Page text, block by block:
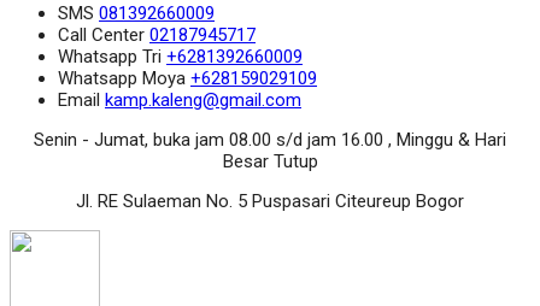
SMS 081392660009
Call Center 02187945717
Whatsapp Tri +6281392660009
Whatsapp Moya +628159029109
Email kamp.kaleng@gmail.com
Senin - Jumat, buka jam 08.00 s/d jam 16.00 , Minggu & Hari
Besar Tutup
Jl. RE Sulaeman No. 5 Puspasari Citeureup Bogor